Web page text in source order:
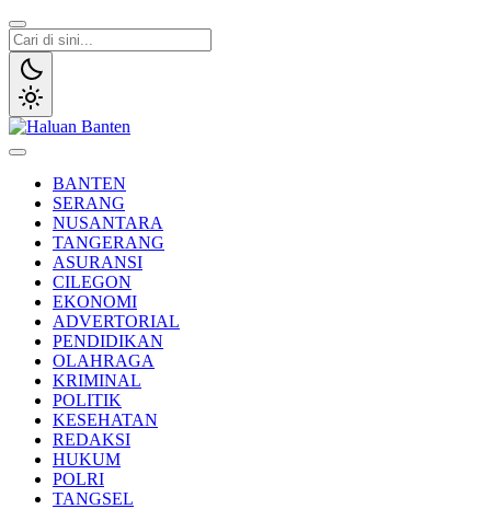
Lewati
ke
konten
BANTEN
SERANG
NUSANTARA
TANGERANG
ASURANSI
CILEGON
EKONOMI
ADVERTORIAL
PENDIDIKAN
OLAHRAGA
KRIMINAL
POLITIK
KESEHATAN
REDAKSI
HUKUM
POLRI
TANGSEL